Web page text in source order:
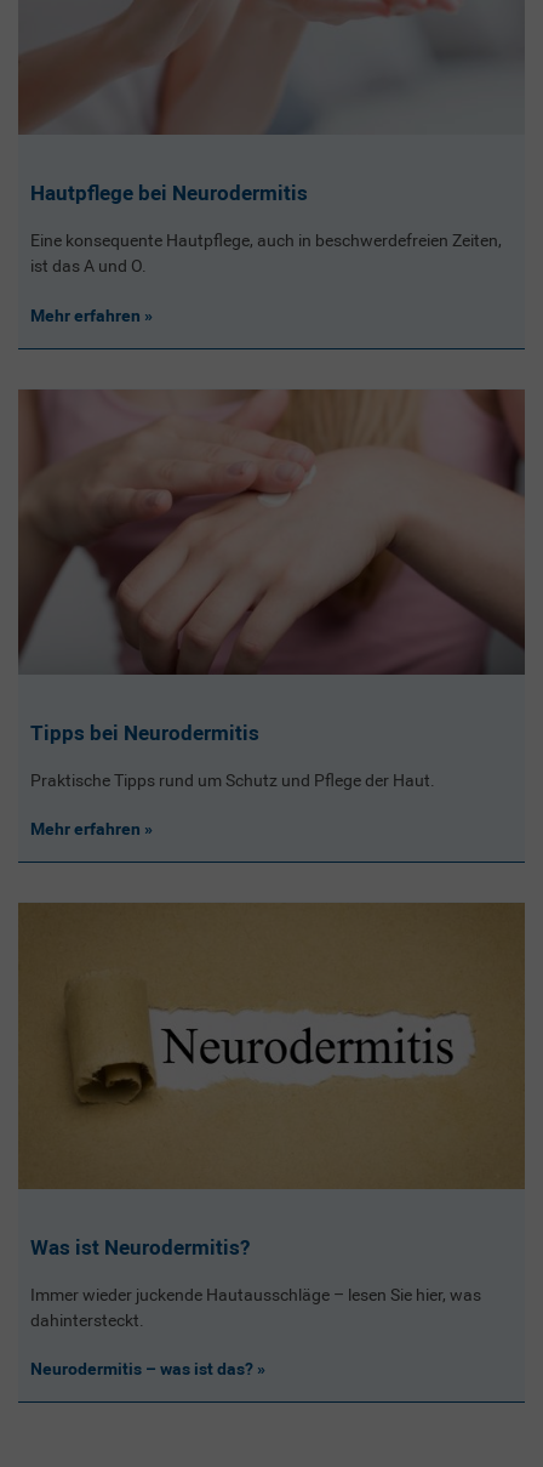
Hautpflege bei Neurodermitis
Eine konsequente Hautpflege, auch in beschwerdefreien Zeiten,
ist das A und O.
Mehr erfahren
Tipps bei Neurodermitis
Praktische Tipps rund um Schutz und Pflege der Haut.
Mehr erfahren
Was ist Neurodermitis?
Immer wieder juckende Hautausschläge – lesen Sie hier, was
dahintersteckt.
Neurodermitis – was ist das?